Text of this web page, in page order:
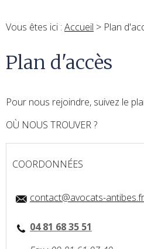
Vous êtes ici : Accueil > Plan
Plan d'accès
Pour nous rejoindre, suivez le
OÙ NOUS TROUVER ?
COORDONNÉES
contact@avocats-antibes.fr
04 81 68 35 51